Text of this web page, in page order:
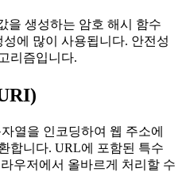
을 생성하는 암호 해시 함수
에 많이 사용됩니다. 안전성
리즘입니다.
열을 인코딩하여 웹 주소에
합니다. URL에 포함된 특수
우저에서 올바르게 처리할 수